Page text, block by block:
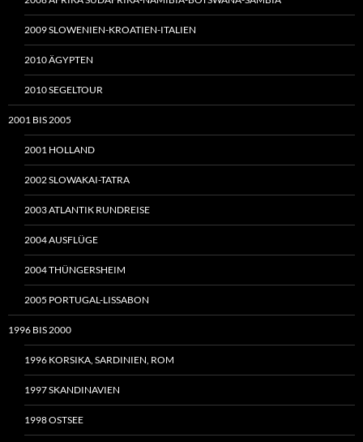
2009 SLOWENIEN-KROATIEN-ITALIEN
2010 ÄGYPTEN
2010 SEGELTOUR
2001 BIS 2005
2001 HOLLAND
2002 SLOWAKAI-TATRA
2003 ATLANTIK RUNDREISE
2004 AUSFLÜGE
2004 THÜNGERSHEIM
2005 PORTUGAL-LISSABON
1996 BIS 2000
1996 KORSIKA, SARDINIEN, ROM
1997 SKANDINAVIEN
1998 OSTSEE